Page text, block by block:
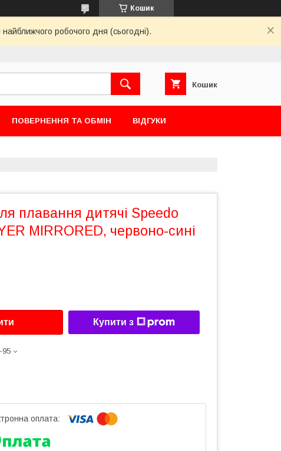
Кошик
робочого дня (сьогодні).
Кошик
ПОВЕРНЕННЯ ТА ОБМІН ВІДГУКИ
плавання дитячі Speedo
MIRRORED, червоно-сині
Купити з
95